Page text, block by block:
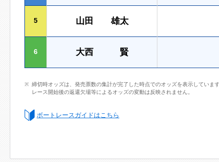
5 山田 雄太
6 大西 賢
締切時オッズは、発売票数の集計が完了した時点でのオッズを表示していま
レース開始後の返還欠場等によるオッズの変動は反映されません。
ボートレースガイドはこちら